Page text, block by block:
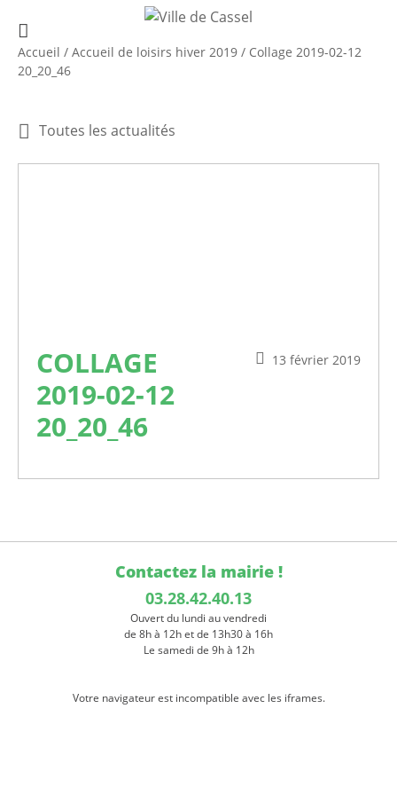
Accueil / Accueil de loisirs hiver 2019 / Collage 2019-02-12
20_20_46
Toutes les actualités
13 février 2019
COLLAGE
2019-02-12
20_20_46
Contactez la mairie !
03.28.42.40.13
Ouvert du lundi au vendredi
de 8h à 12h et de 13h30 à 16h
Le samedi de 9h à 12h
Votre navigateur est incompatible avec les iframes.